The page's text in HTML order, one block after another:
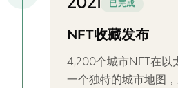
2021 已完成
NFT收藏发布
4,200个城市NFT在以
一个独特的城市地图